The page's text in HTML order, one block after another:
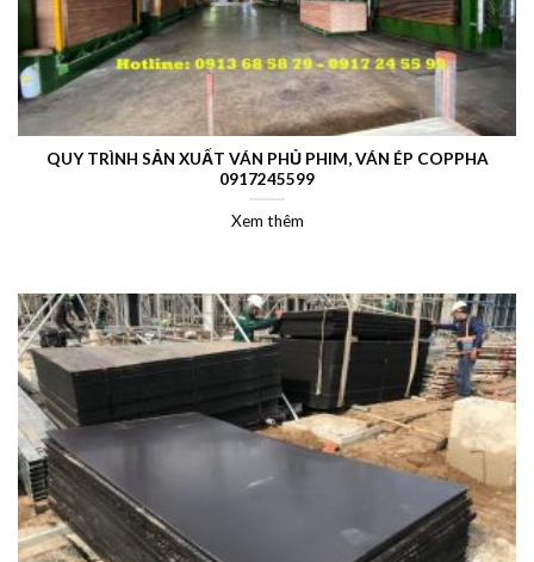
QUY TRÌNH SẢN XUẤT VÁN PHỦ PHIM, VÁN ÉP COPPHA
0917245599
Xem thêm